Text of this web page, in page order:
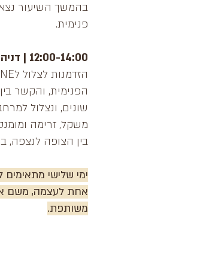
בהמשך השיעור נצא
פנימית.
12:00-14:00 | דניה אלרז
הפנימית, והקשר
שונים, ונצלול
משקל, זרימה
בין הצופה לנצפה,
ימי שלישי
אחת לעצמה, משם
משותפת.